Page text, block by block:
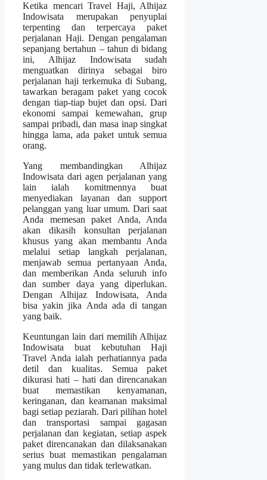
Ketika mencari Travel Haji, Alhijaz
Indowisata merupakan penyuplai
terpenting dan terpercaya paket
perjalanan Haji. Dengan pengalaman
sepanjang bertahun – tahun di bidang
ini, Alhijaz Indowisata sudah
menguatkan dirinya sebagai biro
perjalanan haji terkemuka di Subang,
tawarkan beragam paket yang cocok
dengan tiap-tiap bujet dan opsi. Dari
ekonomi sampai kemewahan, grup
sampai pribadi, dan masa inap singkat
hingga lama, ada paket untuk semua
orang.
Yang membandingkan Alhijaz
Indowisata dari agen perjalanan yang
lain ialah komitmennya buat
menyediakan layanan dan support
pelanggan yang luar umum. Dari saat
Anda memesan paket Anda, Anda
akan dikasih konsultan perjalanan
khusus yang akan membantu Anda
melalui setiap langkah perjalanan,
menjawab semua pertanyaan Anda,
dan memberikan Anda seluruh info
dan sumber daya yang diperlukan.
Dengan Alhijaz Indowisata, Anda
bisa yakin jika Anda ada di tangan
yang baik.
Keuntungan lain dari memilih Alhijaz
Indowisata buat kebutuhan Haji
Travel Anda ialah perhatiannya pada
detil dan kualitas. Semua paket
dikurasi hati – hati dan direncanakan
buat memastikan kenyamanan,
keringanan, dan keamanan maksimal
bagi setiap peziarah. Dari pilihan hotel
dan transportasi sampai gagasan
perjalanan dan kegiatan, setiap aspek
paket direncanakan dan dilaksanakan
serius buat memastikan pengalaman
yang mulus dan tidak terlewatkan.